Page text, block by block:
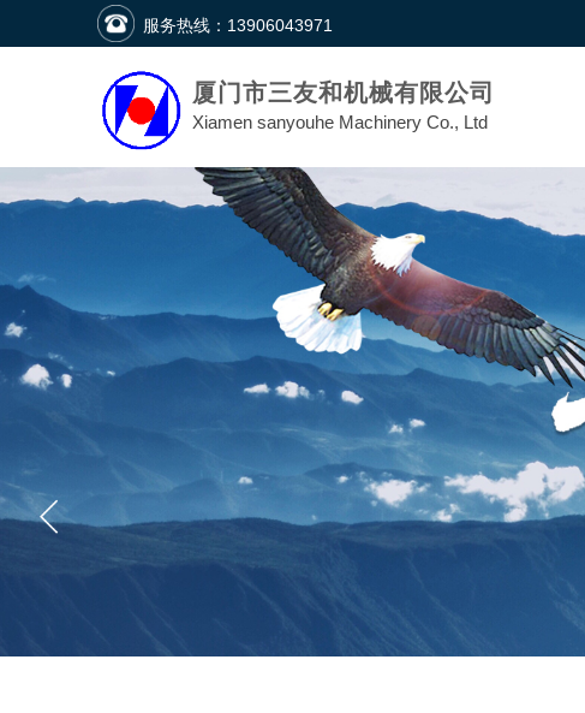
服务热线： 13906043971​
厦门市三友和机械有限公司
Xiamen sanyouhe Machinery Co., Ltd